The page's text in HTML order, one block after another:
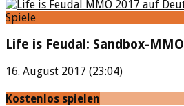
Spiele
Life is Feudal: Sandbox-MMO
16. August 2017 (23:04)
Kostenlos spielen